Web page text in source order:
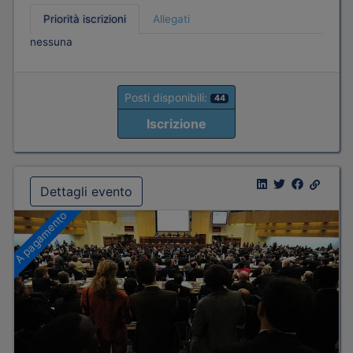
Priorità iscrizioni
Allegati
nessuna
Posti disponibili: 44
Iscrizione
Dettagli evento
A pagamento